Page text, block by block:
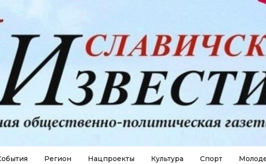
Регион Нацпроекты Культура Спорт